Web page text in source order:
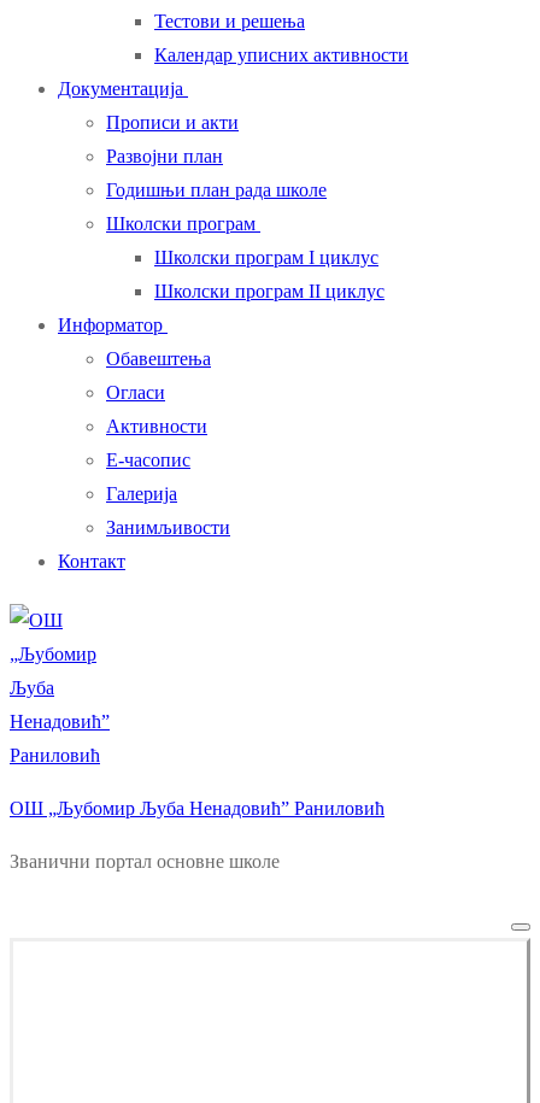
Тестови и решења
Календар уписних активности
Документација
Прописи и акти
Развојни план
Годишњи план рада школе
Школски програм
Школски програм I циклус
Школски програм II циклус
Информатор
Обавештења
Огласи
Активности
Е-часопис
Галерија
Занимљивости
Контакт
ОШ „Љубомир Љуба Ненадовић” Раниловић
Званични портал основне школе